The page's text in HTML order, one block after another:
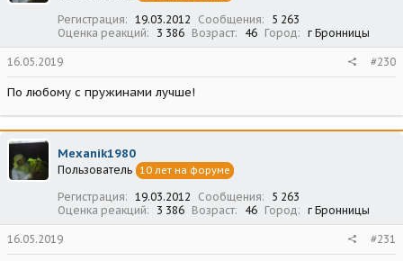
Регистрация 19.03.2012 Сообщения
5 263
Оценка реакций
3 386 Возраст 46 Город г Бронницы
16.05.2019 #230
По любому с пружинами лучше!
Mexanik1980
Пользователь 10 лет на форуме
Регистрация 19.03.2012 Сообщения
5 263
Оценка реакций
3 386 Возраст 46 Город г Бронницы
16.05.2019 #231